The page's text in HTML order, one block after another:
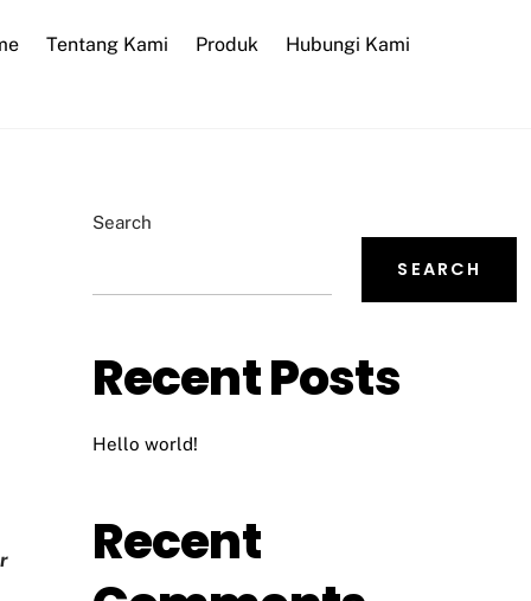
Tentang Kami Produk Hubungi Kami
Search
SEARCH
Recent Posts
Hello world!
Recent